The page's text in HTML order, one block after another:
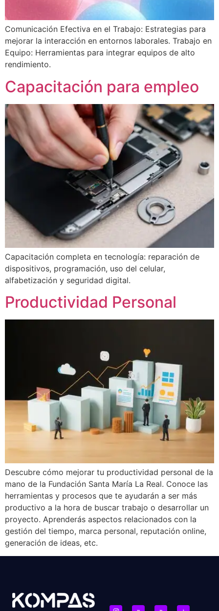
Comunicación Efectiva en el Trabajo: Estrategias para
mejorar la interacción en entornos laborales. Trabajo en
Equipo: Herramientas para integrar equipos de alto
rendimiento.
Capacitación para empleo
Capacitación completa en tecnología: reparación de
dispositivos, programación, uso del celular,
alfabetización y seguridad digital.
Productividad Personal
Descubre cómo mejorar tu productividad personal de la
mano de la Fundación Santa María La Real. Conoce las
herramientas y procesos que te ayudarán a ser más
productivo a la hora de buscar trabajo o desarrollar un
proyecto. Aprenderás aspectos relacionados con la
gestión del tiempo, marca personal, reputación online,
generación de ideas, etc.